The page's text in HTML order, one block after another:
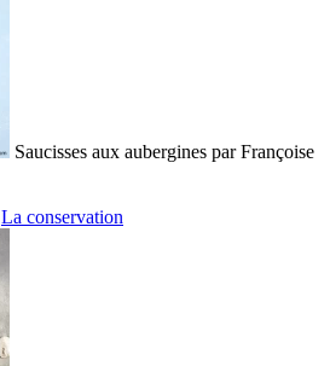
Saucisses aux aubergines par Françoise
La conservation